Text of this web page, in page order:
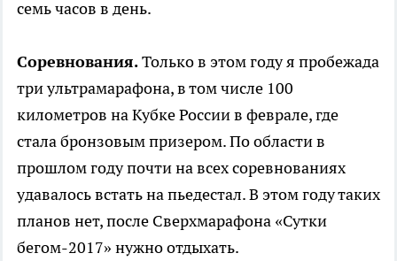
семь часов в день.
Соревнования.Только в этом году я пробежада
три ультрамарафона, в том числе 100
километров на Кубке России в феврале, где
стала бронзовым призером. По области в
прошлом году почти на всех соревнованиях
удавалось встать на пьедестал. В этом году таких
планов нет, после Сверхмарафона «Сутки
бегом-2017» нужно отдыхать.